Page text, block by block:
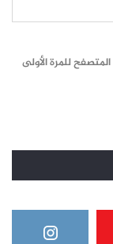
للمرة الأولى